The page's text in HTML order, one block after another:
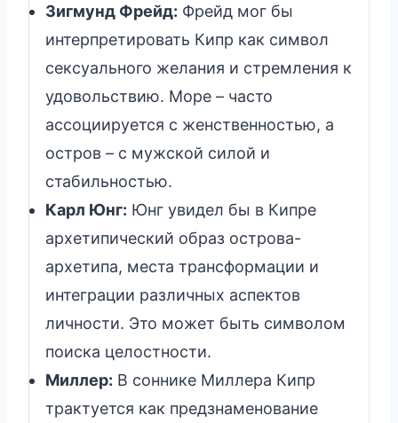
Зигмунд Фрейд: Фрейд мог бы
интерпретировать Кипр как символ
сексуального желания и стремления к
удовольствию. Море – часто
ассоциируется с женственностью, а
остров – с мужской силой и
стабильностью.
Карл Юнг: Юнг увидел бы в Кипре
архетипический образ острова-
архетипа, места трансформации и
интеграции различных аспектов
личности. Это может быть символом
поиска целостности.
Миллер: В соннике Миллера Кипр
трактуется как предзнаменование